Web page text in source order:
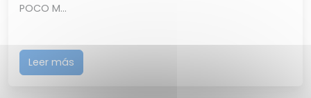
POCO M...
Leer más